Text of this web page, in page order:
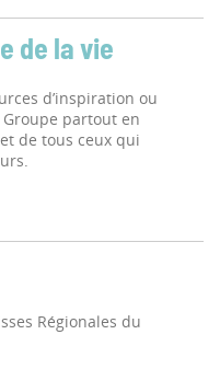
de la vie
d’inspiration ou
Groupe partout en
de tous ceux qui
Régionales du